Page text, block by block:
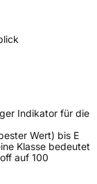
Indikator für die
Wert) bis E
Klasse bedeutet
auf 100